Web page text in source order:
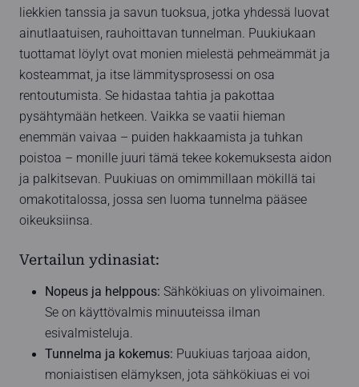
liekkien tanssia ja savun tuoksua, jotka yhdessä luovat
ainutlaatuisen, rauhoittavan tunnelman. Puukiukaan
tuottamat löylyt ovat monien mielestä pehmeämmät ja
kosteammat, ja itse lämmitysprosessi on osa
rentoutumista. Se hidastaa tahtia ja pakottaa
pysähtymään hetkeen. Vaikka se vaatii hieman
enemmän vaivaa – puiden hakkaamista ja tuhkan
poistoa – monille juuri tämä tekee kokemuksesta aidon
ja palkitsevan. Puukiuas on omimmillaan mökillä tai
omakotitalossa, jossa sen luoma tunnelma pääsee
oikeuksiinsa.
Vertailun ydinasiat:
Nopeus ja helppous: Sähkökiuas on ylivoimainen.
Se on käyttövalmis minuuteissa ilman
esivalmisteluja.
Tunnelma ja kokemus: Puukiuas tarjoaa aidon,
moniaistisen elämyksen, jota sähkökiuas ei voi